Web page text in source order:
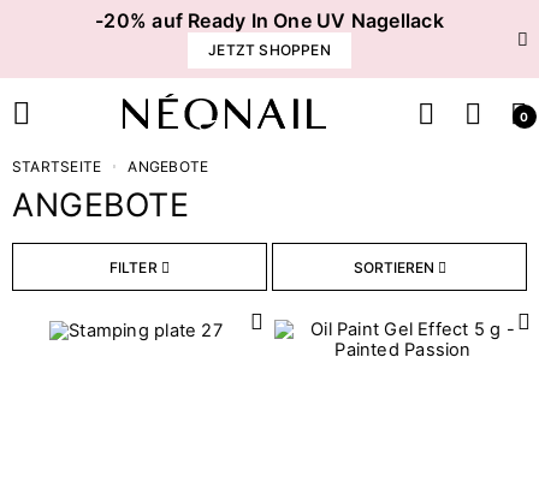
-20% auf Ready In One UV Nagellack
JETZT SHOPPEN
0
OUTLET 136
STARTSEITE ANGEBOTE
ANGEBOTE
FILTER SORTIEREN